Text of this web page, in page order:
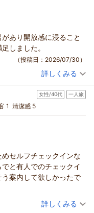
あり開放感に浸ること
しました。
（投稿日：2026/07/30）
性バツグンの大正区で快適ス
/税込)
詳しくみる
女性/40代 一人旅
1 清潔感 5
セルフチェックインな
と有人でのチェックイ
案内して欲しかったで
ざいますもありがとう
（投稿日：2026/07/30）
詳しくみる